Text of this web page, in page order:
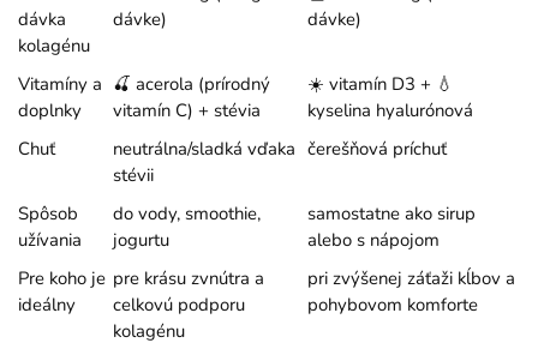
dávka
kolagénu
dávke)
dávke)
Vitamíny a
doplnky
🍒 acerola (prírodný
vitamín C) + stévia
☀️ vitamín D3 + 💧
kyselina hyalurónová
Chuť
neutrálna/sladká vďaka
stévii
čerešňová príchuť
Spôsob
užívania
do vody, smoothie,
jogurtu
samostatne ako sirup
alebo s nápojom
Pre koho je
ideálny
pre krásu zvnútra a
celkovú podporu
kolagénu
pri zvýšenej záťaži kĺbov a
pohybovom komforte